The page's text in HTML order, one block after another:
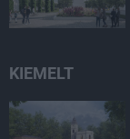
KIEMELT